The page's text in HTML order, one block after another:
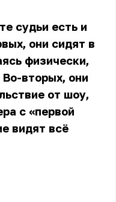
судьи есть и
они сидят в
физически,
вторых, они
от шоу,
с «первой
видят всё